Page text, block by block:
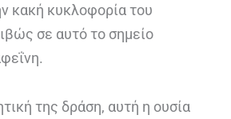
κακή κυκλοφορία του
σε αυτό το σημείο
της δράση, αυτή η ουσία